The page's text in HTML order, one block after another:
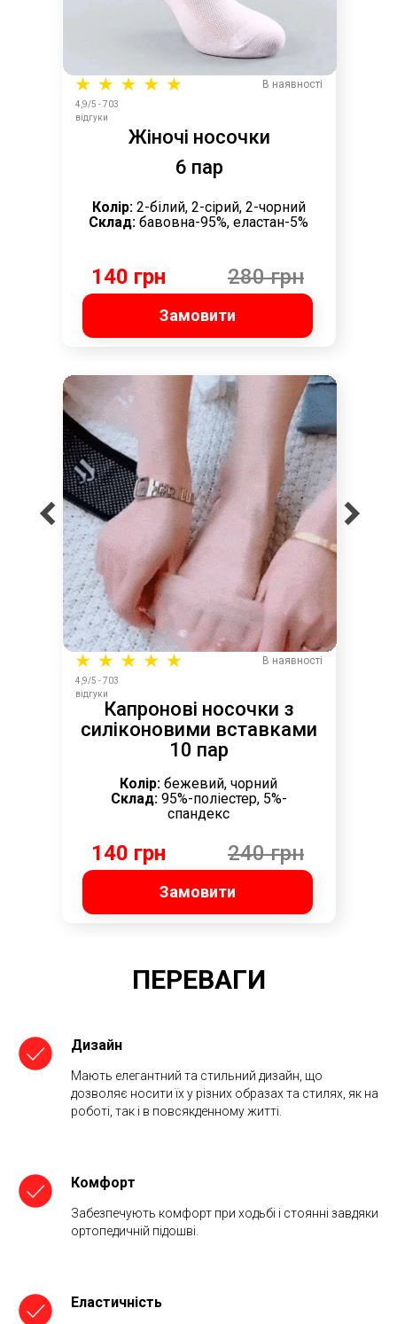
280 грн
140 грн
Жіночі носочки
6 пар
Колір:2-білий, 2-сірий, 2-чорний
Склад: бавовна-95%, еластан-5%
Замовити
В наявності
4,9/5 - 703
відгуки
240 грн
140 грн
Капронові носочки з
силіконовими вставками
10 пар
Колір: бежевий, чорний
Склад:95%-поліестер, 5%-
спандекс
Замовити
В наявності
4,9/5 - 703
відгуки
ПЕРЕВАГИ
Дизайн
Мають елегантний та стильний дизайн, що
дозволяє носити їх у різних образах та стилях, як на
роботі, так і в повсякденному житті.
Комфорт
Забезпечують комфорт при ходьбі і стоянні завдяки
ортопедичній підошві.
Еластичність